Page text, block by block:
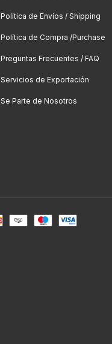
Política de Envíos / Shipping
Política de Compra /Purchase
Preguntas Frecuentes / FAQ
Servicios de Exportación
Se Parte de Nosotros